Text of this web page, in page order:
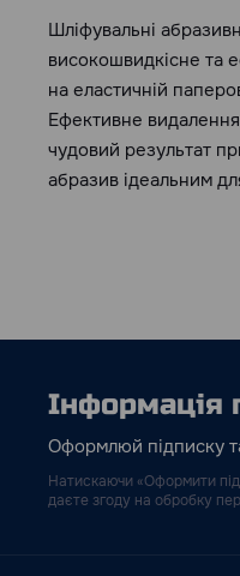
Шліфувальні
високошвидкісне та
на еластичній
Ефективне видалення
чудовий результат
абразив ідеальним
Інформація
Оформлюй підписку
Натискаючи «Оформити
даєте згоду на обробку